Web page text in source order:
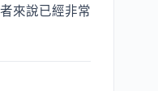
來說已經非常